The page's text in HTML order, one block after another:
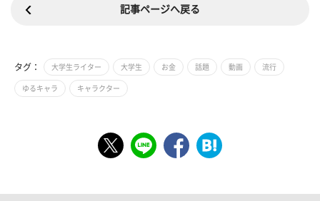
記事ページへ戻る
タグ： 大学生ライター 大学生 お金 話題 動画 流行
ゆるキャラ キャラクター